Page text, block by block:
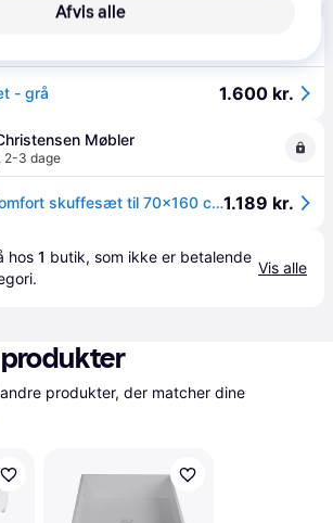
- grå 1.600 kr.
Møbler
, 2-3 dage
Hoppekids ECO Comfort skuffesæt til 70x160 cm - Natur Natur1.189 kr.
hos 1 butik, som ikke er betalende
Vis alle
produkter
produkter, der matcher dine
Afvis alle